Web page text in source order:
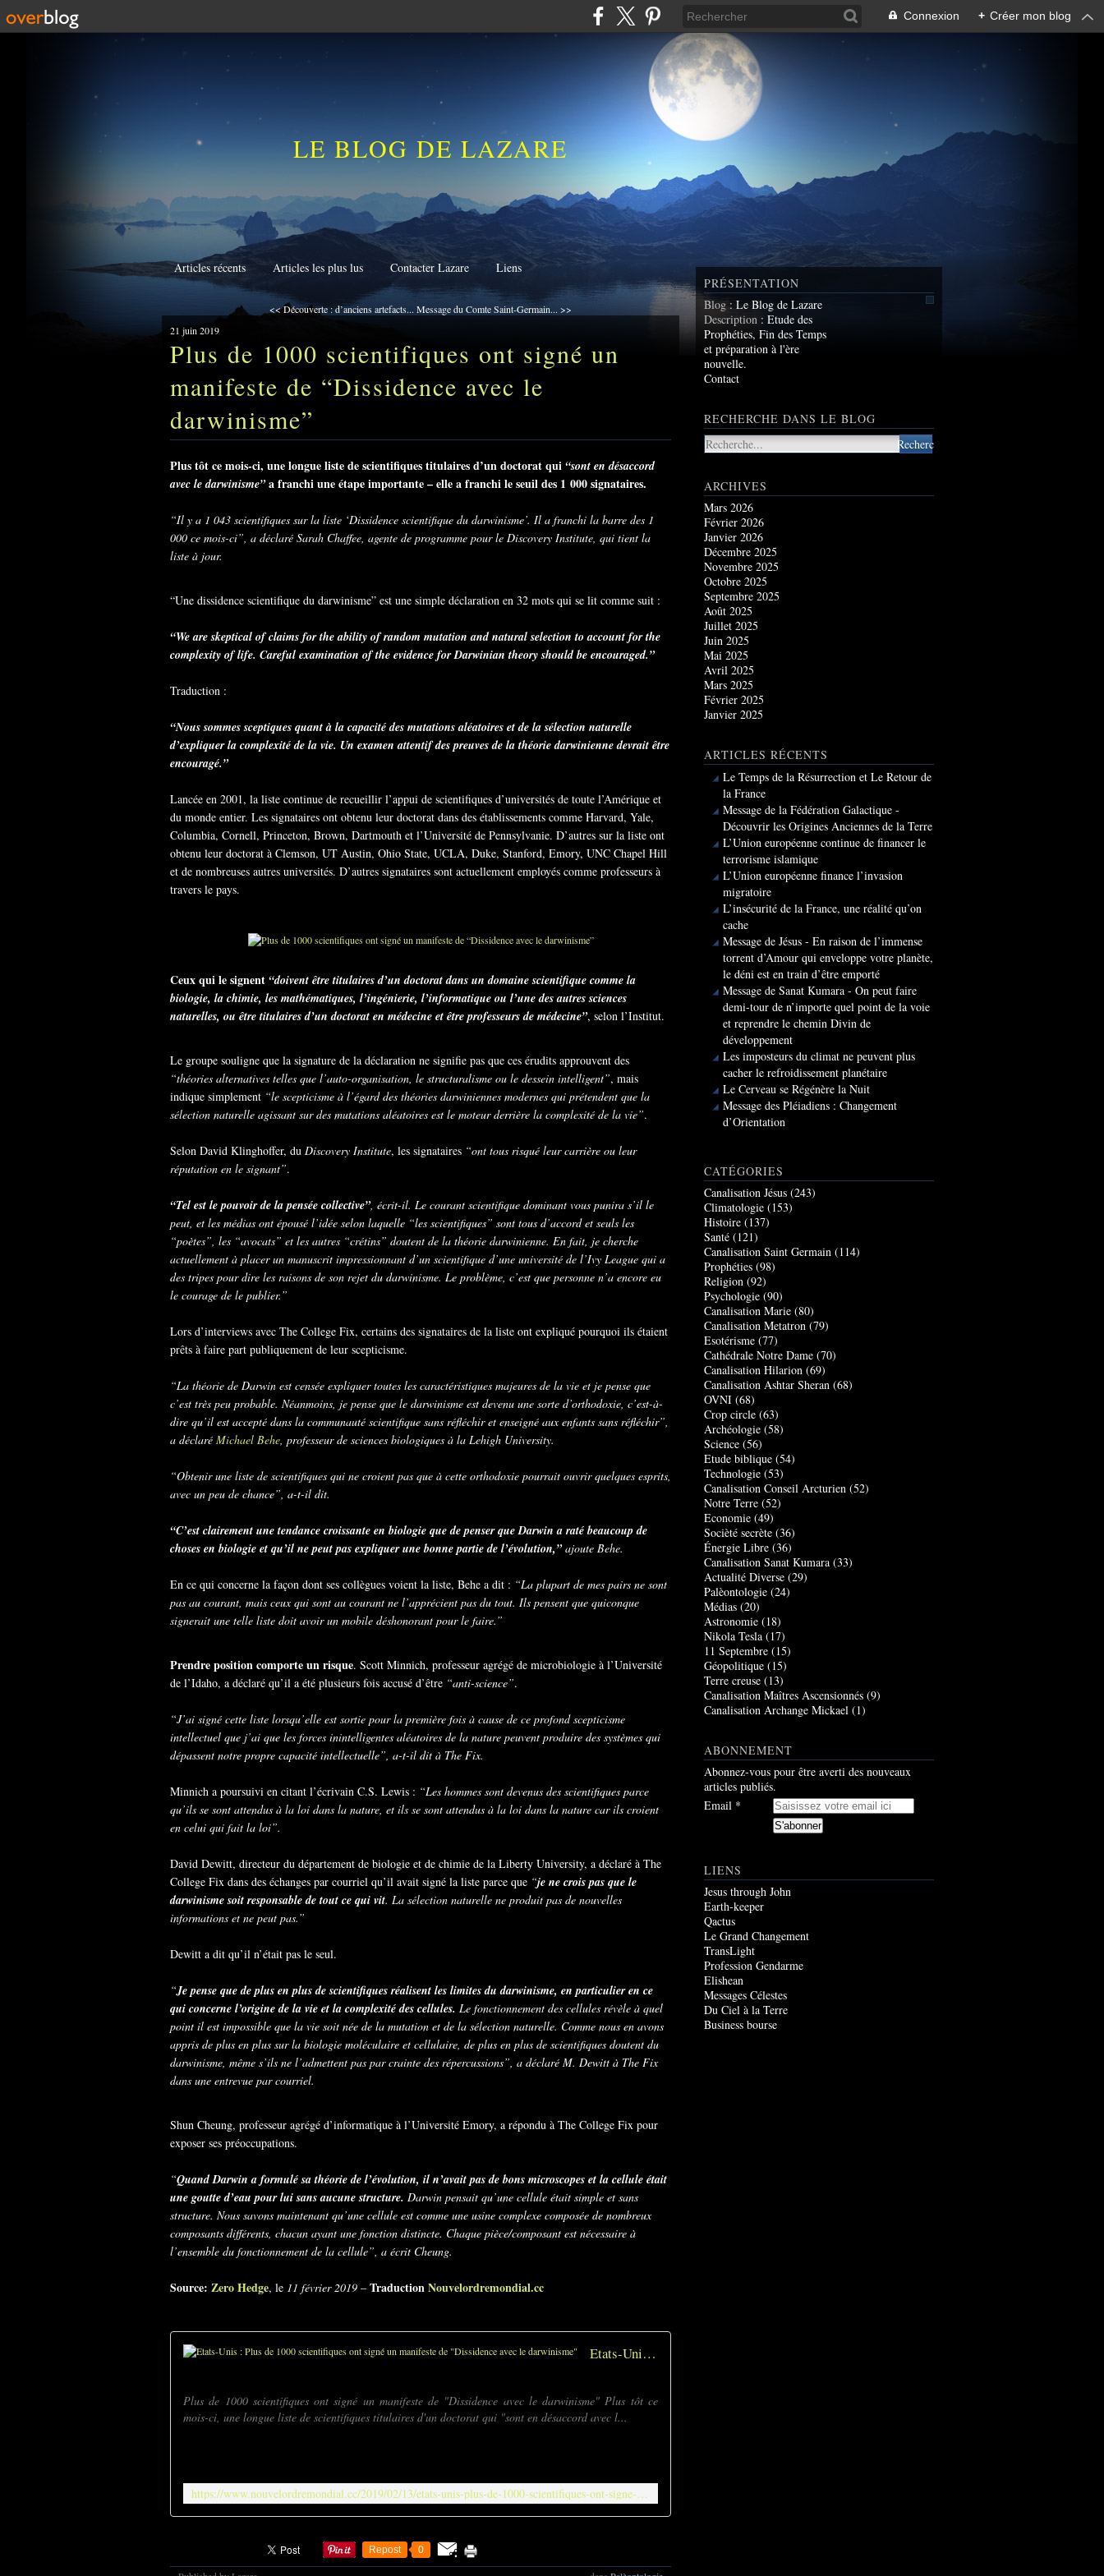
Connexion + Créer mon blog
LE BLOG DE LAZARE
Articles récents Articles les plus lus Contacter Lazare Liens
<< Découverte : d’anciens artefacts... Message du Comte Saint-Germain... >>
21 juin 2019
Plus de 1000 scientifiques ont signé un
manifeste de “Dissidence avec le
darwinisme”
Plus tôt ce mois-ci, une longue liste de scientifiques titulaires d’un doctorat qui “sont en désaccord
avec le darwinisme”a franchi une étape importante – elle a franchi le seuil des 1 000 signataires.
“Il y a 1 043 scientifiques sur la liste ‘Dissidence scientifique du darwinisme’. Il a franchi la barre des 1
000 ce mois-ci”, a déclaré Sarah Chaffee, agente de programme pour le Discovery Institute, qui tient la
liste à jour.
“Une dissidence scientifique du darwinisme” est une simple déclaration en 32 mots qui se lit comme suit :
“We are skeptical of claims for the ability of random mutation and natural selection to account for the
complexity of life. Careful examination of the evidence for Darwinian theory should be encouraged.”
Traduction :
“Nous sommes sceptiques quant à la capacité des mutations aléatoires et de la sélection naturelle
d’expliquer la complexité de la vie. Un examen attentif des preuves de la théorie darwinienne devrait être
encouragé.”
Lancée en 2001, la liste continue de recueillir l’appui de scientifiques d’universités de toute l’Amérique et
du monde entier. Les signataires ont obtenu leur doctorat dans des établissements comme Harvard, Yale,
Columbia, Cornell, Princeton, Brown, Dartmouth et l’Université de Pennsylvanie. D’autres sur la liste ont
obtenu leur doctorat à Clemson, UT Austin, Ohio State, UCLA, Duke, Stanford, Emory, UNC Chapel Hill
et de nombreuses autres universités. D’autres signataires sont actuellement employés comme professeurs à
travers le pays.
Ceux qui le signent “doivent être titulaires d’un doctorat dans un domaine scientifique comme la
biologie, la chimie, les mathématiques, l’ingénierie, l’informatique ou l’une des autres sciences
naturelles, ou être titulaires d’un doctorat en médecine et être professeurs de médecine”, selon l’Institut.
Le groupe souligne que la signature de la déclaration ne signifie pas que ces érudits approuvent des
“théories alternatives telles que l’auto-organisation, le structuralisme ou le dessein intelligent”, mais
indique simplement “le scepticisme à l’égard des théories darwiniennes modernes qui prétendent que la
sélection naturelle agissant sur des mutations aléatoires est le moteur derrière la complexité de la vie”.
Selon David Klinghoffer, du Discovery Institute, les signataires “ont tous risqué leur carrière ou leur
réputation en le signant”.
“Tel est le pouvoir de la pensée collective”, écrit-il. Le courant scientifique dominant vous punira s’il le
peut, et les médias ont épousé l’idée selon laquelle “les scientifiques” sont tous d’accord et seuls les
“poètes”, les “avocats” et les autres “crétins” doutent de la théorie darwinienne. En fait, je cherche
actuellement à placer un manuscrit impressionnant d’un scientifique d’une université de l’Ivy League qui a
des tripes pour dire les raisons de son rejet du darwinisme. Le problème, c’est que personne n’a encore eu
le courage de le publier.”
Lors d’interviews avec The College Fix, certains des signataires de la liste ont expliqué pourquoi ils étaient
prêts à faire part publiquement de leur scepticisme.
“La théorie de Darwin est censée expliquer toutes les caractéristiques majeures de la vie et je pense que
c’est très peu probable. Néanmoins, je pense que le darwinisme est devenu une sorte d’orthodoxie, c’est-à-
dire qu’il est accepté dans la communauté scientifique sans réfléchir et enseigné aux enfants sans réfléchir”,
a déclaré Michael Behe, professeur de sciences biologiques à la Lehigh University.
“Obtenir une liste de scientifiques qui ne croient pas que à cette orthodoxie pourrait ouvrir quelques esprits,
avec un peu de chance”, a-t-il dit.
“C’est clairement une tendance croissante en biologie que de penser que Darwin a raté beaucoup de
choses en biologie et qu’il ne peut pas expliquer une bonne partie de l’évolution,”ajoute Behe.
En ce qui concerne la façon dont ses collègues voient la liste, Behe a dit : “La plupart de mes pairs ne sont
pas au courant, mais ceux qui sont au courant ne l’apprécient pas du tout. Ils pensent que quiconque
signerait une telle liste doit avoir un mobile déshonorant pour le faire.”
Prendre position comporte un risque. Scott Minnich, professeur agrégé de microbiologie à l’Université
de l’Idaho, a déclaré qu’il a été plusieurs fois accusé d’être “anti-science”.
“J’ai signé cette liste lorsqu’elle est sortie pour la première fois à cause de ce profond scepticisme
intellectuel que j’ai que les forces inintelligentes aléatoires de la nature peuvent produire des systèmes qui
dépassent notre propre capacité intellectuelle”, a-t-il dit à The Fix.
Minnich a poursuivi en citant l’écrivain C.S. Lewis : “Les hommes sont devenus des scientifiques parce
qu’ils se sont attendus à la loi dans la nature, et ils se sont attendus à la loi dans la nature car ils croient
en celui qui fait la loi”.
David Dewitt, directeur du département de biologie et de chimie de la Liberty University, a déclaré à The
College Fix dans des échanges par courriel qu’il avait signé la liste parce que “je ne crois pas que le
darwinisme soit responsable de tout ce qui vit. La sélection naturelle ne produit pas de nouvelles
informations et ne peut pas.”
Dewitt a dit qu’il n’était pas le seul.
“Je pense que de plus en plus de scientifiques réalisent les limites du darwinisme, en particulier en ce
qui concerne l’origine de la vie et la complexité des cellules. Le fonctionnement des cellules révèle à quel
point il est impossible que la vie soit née de la mutation et de la sélection naturelle. Comme nous en avons
appris de plus en plus sur la biologie moléculaire et cellulaire, de plus en plus de scientifiques doutent du
darwinisme, même s’ils ne l’admettent pas par crainte des répercussions”, a déclaré M. Dewitt à The Fix
dans une entrevue par courriel.
Shun Cheung, professeur agrégé d’informatique à l’Université Emory, a répondu à The College Fix pour
exposer ses préoccupations.
“Quand Darwin a formulé sa théorie de l’évolution, il n’avait pas de bons microscopes et la cellule était
une goutte d’eau pour lui sans aucune structure. Darwin pensait qu’une cellule était simple et sans
structure. Nous savons maintenant qu’une cellule est comme une usine complexe composée de nombreux
composants différents, chacun ayant une fonction distincte. Chaque pièce/composant est nécessaire à
l’ensemble du fonctionnement de la cellule”, a écrit Cheung.
Source: Zero Hedge, le 11 février 2019 – TraductionNouvelordremondial.cc
Etats-Unis : Plus de 1000 scientifiques ont signé un manifeste de "Dissidence avec le darwinisme"
Plus de 1000 scientifiques ont signé un manifeste de "Dissidence avec le darwinisme" Plus tôt ce
mois-ci, une longue liste de scientifiques titulaires d'un doctorat qui "sont en désaccord avec l...
https://www.nouvelordremondial.cc/2019/02/13/etats-unis-plus-de-1000-scientifiques-ont-signe-un-manifeste-de-dissidence-avec-le-darwinisme/
Repost 0
PRÉSENTATION
Blog : Le Blog de Lazare
Description : Etude des
Prophéties, Fin des Temps
et préparation à l'ère
nouvelle.
Contact
RECHERCHE DANS LE BLOG
ARCHIVES
Mars 2026
Février 2026
Janvier 2026
Décembre 2025
Novembre 2025
Octobre 2025
Septembre 2025
Août 2025
Juillet 2025
Juin 2025
Mai 2025
Avril 2025
Mars 2025
Février 2025
Janvier 2025
ARTICLES RÉCENTS
Le Temps de la Résurrection et Le Retour de
la France
Message de la Fédération Galactique -
Découvrir les Origines Anciennes de la Terre
L’Union européenne continue de financer le
terrorisme islamique
L’Union européenne finance l’invasion
migratoire
L’insécurité de la France, une réalité qu’on
cache
Message de Jésus - En raison de l’immense
torrent d’Amour qui enveloppe votre planète,
le déni est en train d’être emporté
Message de Sanat Kumara - On peut faire
demi-tour de n’importe quel point de la voie
et reprendre le chemin Divin de
développement
Les imposteurs du climat ne peuvent plus
cacher le refroidissement planétaire
Le Cerveau se Régénère la Nuit
Message des Pléiadiens : Changement
d’Orientation
CATÉGORIES
Canalisation Jésus (243)
Climatologie (153)
Histoire (137)
Santé (121)
Canalisation Saint Germain (114)
Prophéties (98)
Religion (92)
Psychologie (90)
Canalisation Marie (80)
Canalisation Metatron (79)
Esotérisme (77)
Cathédrale Notre Dame (70)
Canalisation Hilarion (69)
Canalisation Ashtar Sheran (68)
OVNI (68)
Crop circle (63)
Archéologie (58)
Science (56)
Etude biblique (54)
Technologie (53)
Canalisation Conseil Arcturien (52)
Notre Terre (52)
Economie (49)
Socièté secrète (36)
Énergie Libre (36)
Canalisation Sanat Kumara (33)
Actualité Diverse (29)
Palèontologie (24)
Médias (20)
Astronomie (18)
Nikola Tesla (17)
11 Septembre (15)
Géopolitique (15)
Terre creuse (13)
Canalisation Maîtres Ascensionnés (9)
Canalisation Archange Mickael (1)
ABONNEMENT
Abonnez-vous pour être averti des nouveaux
articles publiés.
Email
LIENS
Jesus through John
Earth-keeper
Qactus
Le Grand Changement
TransLight
Profession Gendarme
Elishean
Messages Célestes
Du Ciel à la Terre
Business bourse